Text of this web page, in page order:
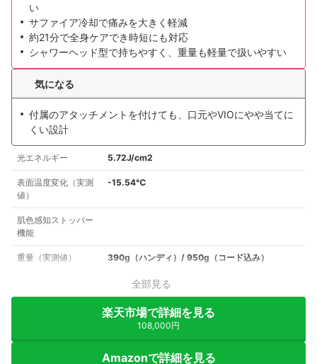
い
サファイア冷却で痛みを大きく軽減
約21分で全身ケアでき時短にも対応
シャワーヘッド型で持ちやすく、重量も軽量で扱いやすい
気になる
付属のアタッチメントを付けても、口元やVIOにやや当てに
くい設計
光エネルギー 5.72J/cm2
表面温度変化（実測
値）
-15.54℃
肌色感知ストッパー
機能
重量（実測値） 390g（ハンディ）/ 950g（コード込み）
全部見る
楽天市場で詳細を見る
108,000円
Amazonで詳細を見る